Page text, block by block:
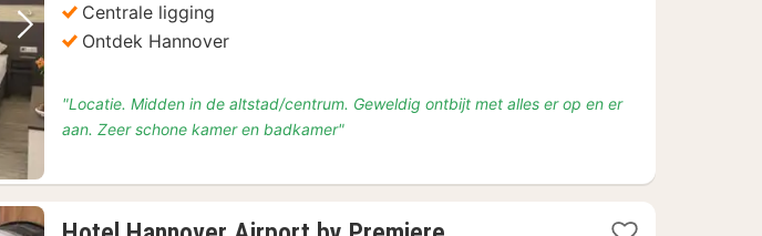
Volgende foto
Centrale ligging
Ontdek Hannover
"Locatie. Midden in de altstad/centrum. Geweldig ontbijt met alles er op en er
aan. Zeer schone kamer en badkamer"